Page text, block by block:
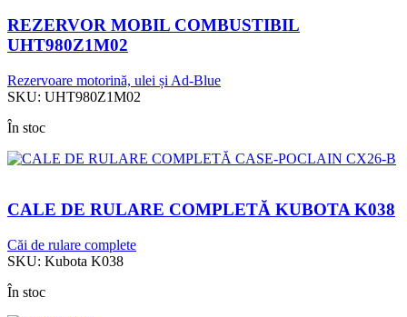
REZERVOR MOBIL COMBUSTIBIL
UHT980Z1M02
Rezervoare motorină, ulei și Ad-Blue
SKU: UHT980Z1M02
În stoc
CALE DE RULARE COMPLETĂ KUBOTA K038
Căi de rulare complete
SKU: Kubota K038
În stoc